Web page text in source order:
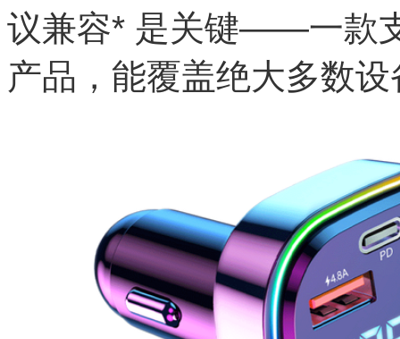
议兼容* 是关键——一款
产品，能覆盖绝大多数